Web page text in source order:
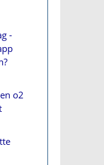
-
o2